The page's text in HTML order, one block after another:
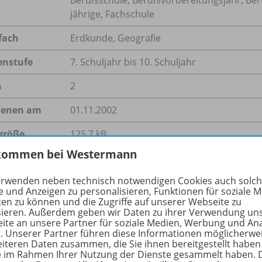
jährige, Fachschule
Erdkunde, Geografie
7. Schuljahr bis 10. Schuljahr
2
am
01.11.2002
125,7 kB
PDF-Dokument
bei Westermann
neben technisch notwendigen Cookies auch
und Anzeigen zu personalisieren, Funktionen für soziale
zu können und die Zugriffe auf unserer Webseite zu
Außerdem geben wir Daten zu ihrer Verwendung
an unsere Partner für soziale Medien, Werbung und
Unserer Partner führen diese Informationen
Daten zusammen, die Sie ihnen bereitgestellt
im Rahmen Ihrer Nutzung der Dienste gesammelt haben.